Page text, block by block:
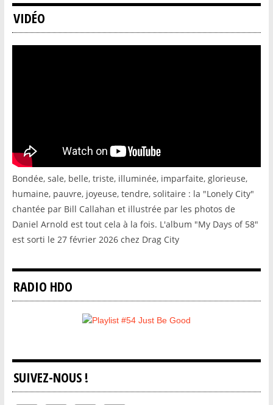
VIDÉO
Bondée, sale, belle, triste, illuminée, imparfaite, glorieuse,
humaine, pauvre, joyeuse, tendre, solitaire : la "Lonely City"
chantée par Bill Callahan et illustrée par les photos de
Daniel Arnold est tout cela à la fois. L'album "My Days of 58"
est sorti le 27 février 2026 chez Drag City
RADIO HDO
SUIVEZ-NOUS !